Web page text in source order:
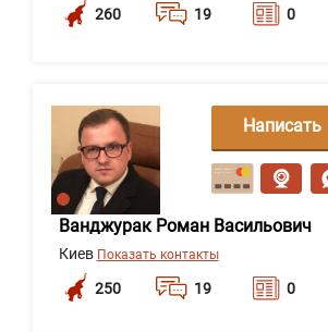
260 19 0
Ванджурак Роман Васильович
Киев Показать контакты
250 19 0
Написать
сообщение